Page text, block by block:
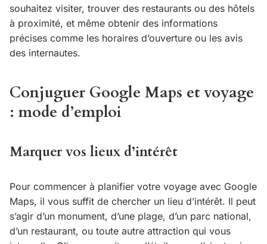
souhaitez visiter, trouver des restaurants ou des hôtels
à proximité, et même obtenir des informations
précises comme les horaires d’ouverture ou les avis
des internautes.
Conjuguer Google Maps et voyage
: mode d’emploi
Marquer vos lieux d’intérêt
Pour commencer à planifier votre voyage avec Google
Maps, il vous suffit de chercher un lieu d’intérêt. Il peut
s’agir d’un monument, d’une plage, d’un parc national,
d’un restaurant, ou toute autre attraction qui vous